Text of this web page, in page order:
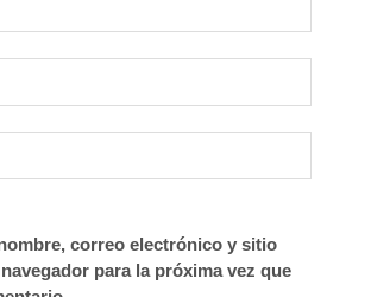
correo electrónico y sitio
para la próxima vez que